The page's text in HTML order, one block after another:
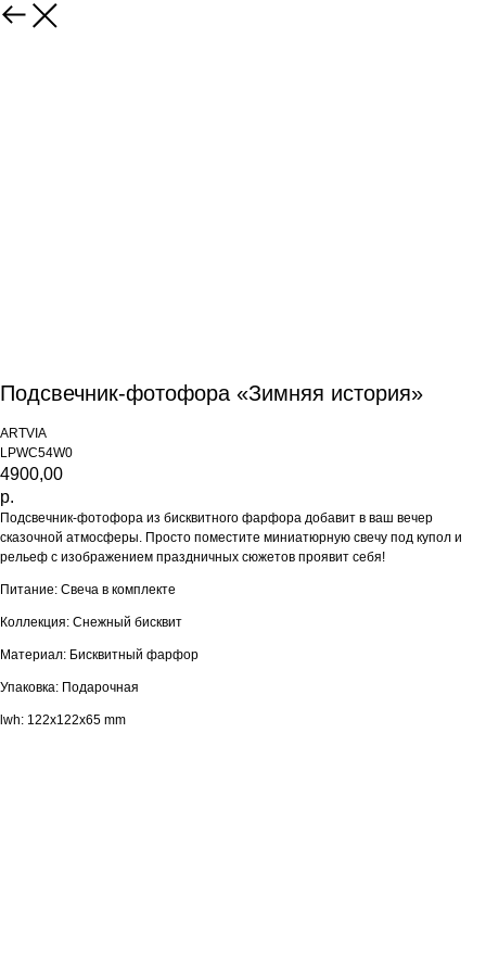
Подсвечник-фотофора «Зимняя история»
ARTVIA
LPWC54W0
4900,00
р.
Подсвечник-фотофора из бисквитного фарфора добавит в ваш вечер
сказочной атмосферы. Просто поместите миниатюрную свечу под купол и
рельеф с изображением праздничных сюжетов проявит себя!
Питание: Свеча в комплекте
Коллекция: Снежный бисквит
Материал: Бисквитный фарфор
Упаковка: Подарочная
lwh: 122x122x65 mm